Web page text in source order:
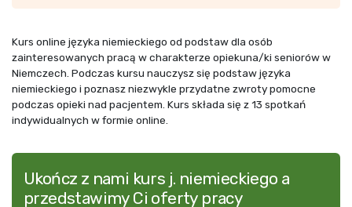
Kurs online języka niemieckiego od podstaw dla osób
zainteresowanych pracą w charakterze opiekuna/ki seniorów w
Niemczech. Podczas kursu nauczysz się podstaw języka
niemieckiego i poznasz niezwykle przydatne zwroty pomocne
podczas opieki nad pacjentem. Kurs składa się z 13 spotkań
indywidualnych w formie online.
Ukończ z nami kurs j. niemieckiego a
przedstawimy Ci oferty pracy